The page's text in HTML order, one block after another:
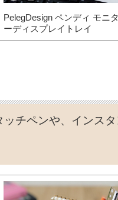
PelegDesign ペンディ モニタ
ーディスプレイトレイ
チペンや、インス